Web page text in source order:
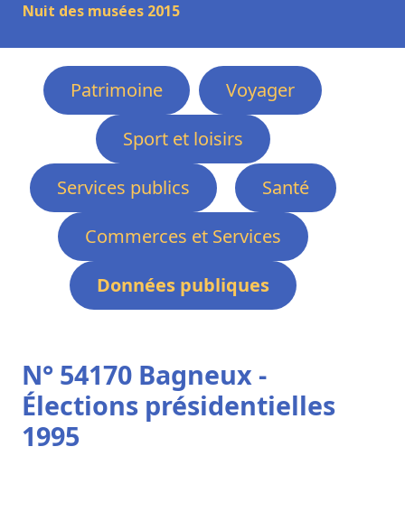
Nuit des musées 2015
Patrimoine
Voyager
Sport et loisirs
Services publics
Santé
Commerces et Services
Données publiques
N° 54170 Bagneux -
Élections présidentielles
1995